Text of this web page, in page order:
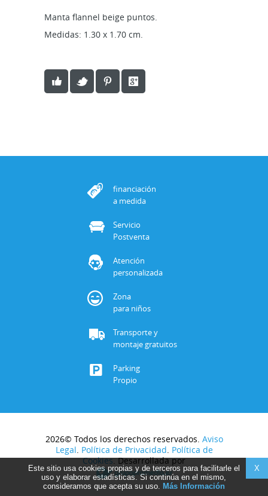
Manta flannel beige puntos.
Medidas: 1.30 x 1.70 cm.
financiación
a medida
Servicio
Postventa
Atención
personalizada
Zona
para niños
Transporte y
montaje gratuitos
Parking
Propio
2026© Todos los derechos reservados. Aviso
Legal. Política de Privacidad. Política de
Cookies. Desarrollada por
Este sitio usa cookies propias y de terceros para facilitarle el
uso y elaborar estadísticas. Si continúa en el mismo,
consideramos que acepta su uso. Más Información
X